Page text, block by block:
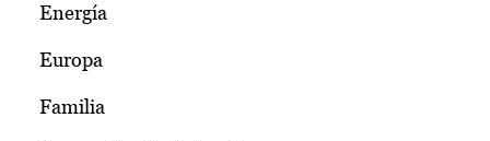
Energía
Europa
Familia